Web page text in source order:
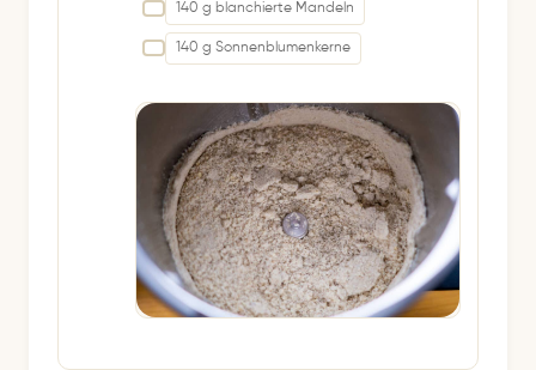
140 g blanchierte Mandeln
140 g Sonnenblumenkerne